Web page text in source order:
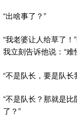
“出啥事了？”
“我老婆让人给草了！
我立刻告诉他说：“
“不是队长，要是队
“不是队长？那就是
了？”